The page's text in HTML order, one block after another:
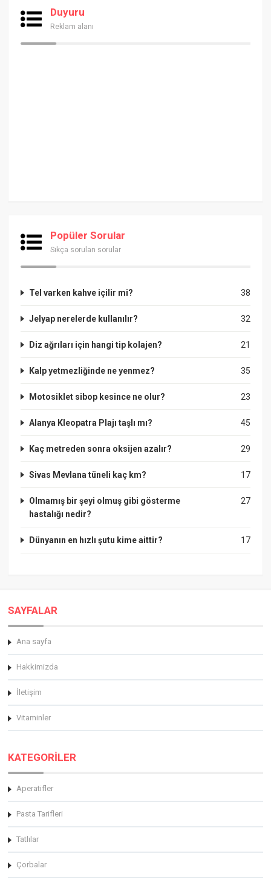
Duyuru
Reklam alanı
Popüler Sorular
Sıkça sorulan sorular
38
Tel varken kahve içilir mi?
32
Jelyap nerelerde kullanılır?
21
Diz ağrıları için hangi tip kolajen?
35
Kalp yetmezliğinde ne yenmez?
23
Motosiklet sibop kesince ne olur?
45
Alanya Kleopatra Plajı taşlı mı?
29
Kaç metreden sonra oksijen azalır?
17
Sivas Mevlana tüneli kaç km?
27
Olmamış bir şeyi olmuş gibi gösterme
hastalığı nedir?
17
Dünyanın en hızlı şutu kime aittir?
SAYFALAR
Ana sayfa
Hakkimizda
İletişim
Vitaminler
KATEGORİLER
Aperatifler
Pasta Tarifleri
Tatlılar
Çorbalar